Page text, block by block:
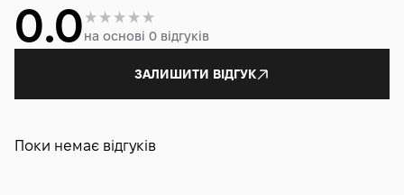
0.0на основі 0 відгуків
ЗАЛИШИТИ ВІДГУК
Поки немає відгуків